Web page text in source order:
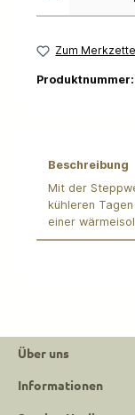
Zum
Produktnummer:
Beschreibung
Mit der
kühleren
einer
Über uns
Informationen